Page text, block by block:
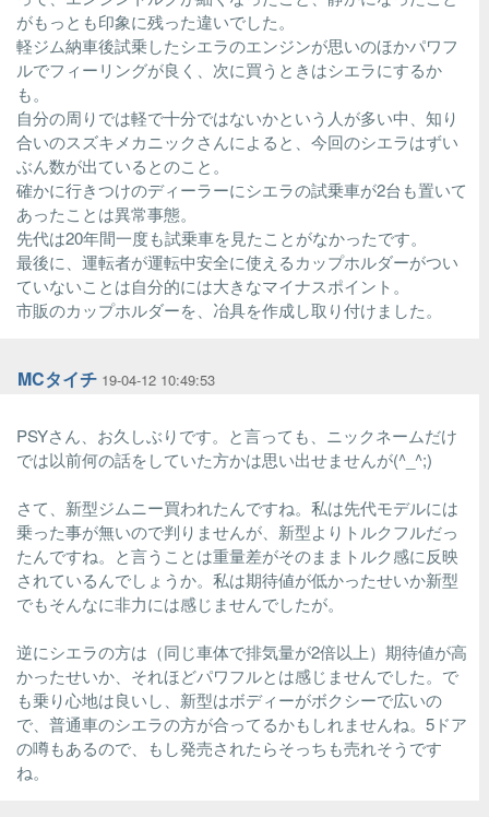
がもっとも印象に残った違いでした。
軽ジム納車後試乗したシエラのエンジンが思いのほかパワフ
ルでフィーリングが良く、次に買うときはシエラにするか
も。
自分の周りでは軽で十分ではないかという人が多い中、知り
合いのスズキメカニックさんによると、今回のシエラはずい
ぶん数が出ているとのこと。
確かに行きつけのディーラーにシエラの試乗車が2台も置いて
あったことは異常事態。
先代は20年間一度も試乗車を見たことがなかったです。
最後に、運転者が運転中安全に使えるカップホルダーがつい
ていないことは自分的には大きなマイナスポイント。
市販のカップホルダーを、冶具を作成し取り付けました。
MCタイチ 19-04-12 10:49:53
PSYさん、お久しぶりです。と言っても、ニックネームだけ
では以前何の話をしていた方かは思い出せませんが(^_^;)
さて、新型ジムニー買われたんですね。私は先代モデルには
乗った事が無いので判りませんが、新型よりトルクフルだっ
たんですね。と言うことは重量差がそのままトルク感に反映
されているんでしょうか。私は期待値が低かったせいか新型
でもそんなに非力には感じませんでしたが。
逆にシエラの方は（同じ車体で排気量が2倍以上）期待値が高
かったせいか、それほどパワフルとは感じませんでした。で
も乗り心地は良いし、新型はボディーがボクシーで広いの
で、普通車のシエラの方が合ってるかもしれませんね。5ドア
の噂もあるので、もし発売されたらそっちも売れそうです
ね。